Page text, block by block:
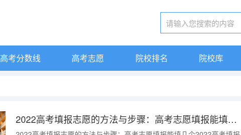
高考分数线 高考志愿 院校排名 院校库
2022高考填报志愿的方法与步骤：高考志愿填报能填几个 让你找到理想的学校